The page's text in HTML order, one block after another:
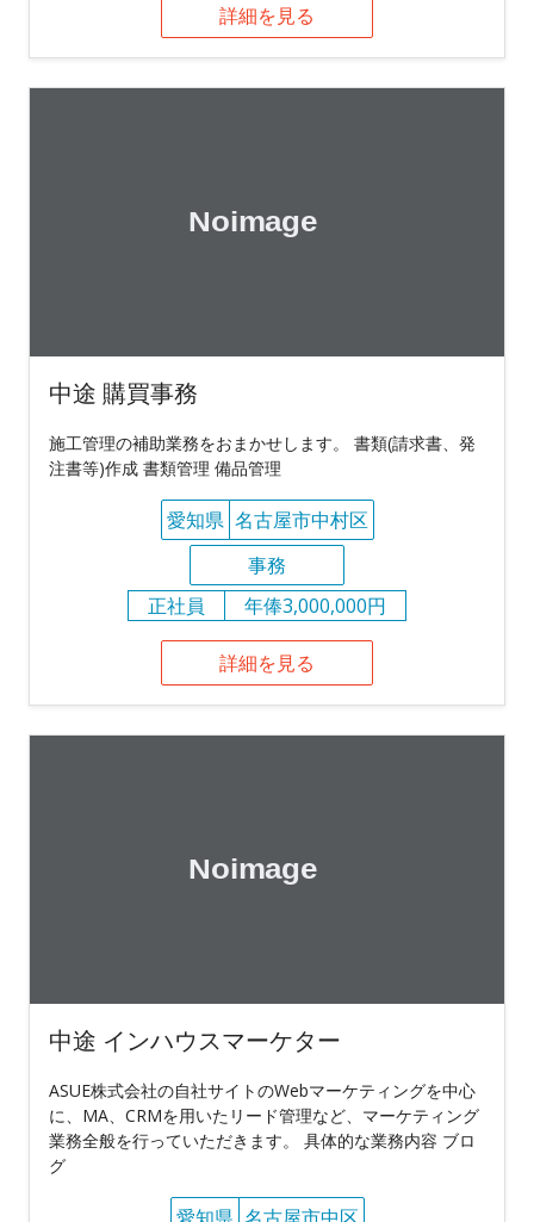
詳細を見る
中途 購買事務
施工管理の補助業務をおまかせします。 書類(請求書、発
注書等)作成 書類管理 備品管理
愛知県 名古屋市中村区
事務
正社員
年俸3,000,000円
詳細を見る
中途 インハウスマーケター
ASUE株式会社の自社サイトのWebマーケティングを中心
に、MA、CRMを用いたリード管理など、マーケティング
業務全般を行っていただきます。 具体的な業務内容 ブロ
グ